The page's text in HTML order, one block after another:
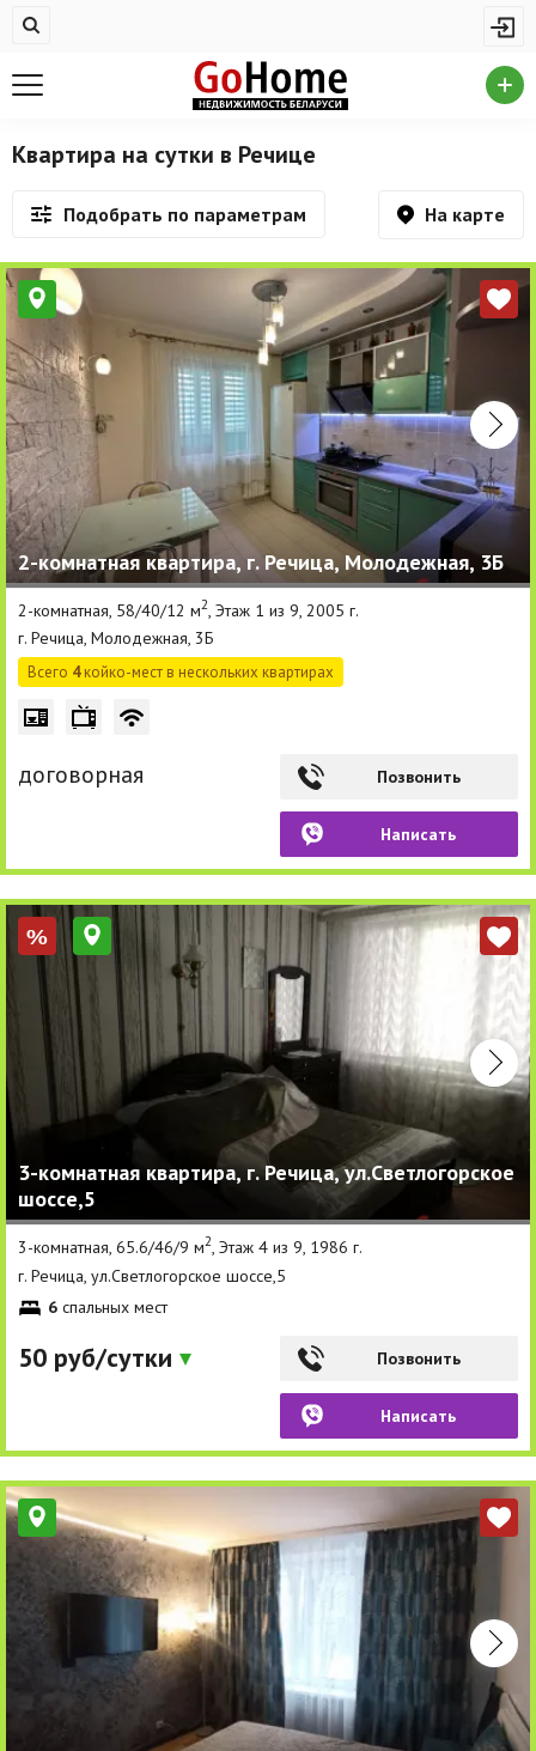
Недвижимость в Речице
На сутки
Новостройки
Дома/коттеджи/участки
Комерческая недвижимость
Недвижимость в Речице
Продажа коммерческой недвижимости
Аренда коммерческой недвижимости
Другие разделы
Новости
Агентства
Ремонт квартир
Грузовое такси
Реклама на сайте
Квартира на сутки в Речице
Подобрать по параметрам На карте
2-комнатная квартира, г. Речица, Молодежная, 3Б
2-комнатная, 58/40/12 м2 , Этаж 1 из 9, 2005 г.
г. Речица, Молодежная, 3Б
Всего 4койко-мест в нескольких квартирах
договорная Позвонить
Написать
%
3-комнатная квартира, г. Речица, ул.Светлогорское
шоссе,5
3-комнатная, 65.6/46/9 м2, Этаж 4 из 9, 1986 г.
г. Речица, ул.Светлогорское шоссе,5
6 спальных мест
50 руб/сутки Позвонить
Написать